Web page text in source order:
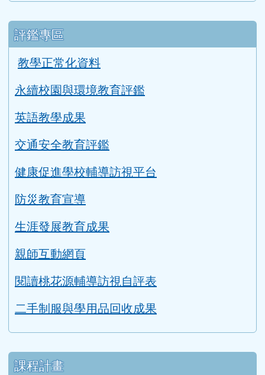
評鑑專區
教學正常化資料
永續校園與環境教育評鑑
英語教學成果
交通安全教育評鑑
健康促進學校輔導訪視平台
防災教育宣導
生涯發展教育成果
親師互動網頁
閱讀桃花源輔導訪視自評表
二手制服與學用品回收成果
課程計畫